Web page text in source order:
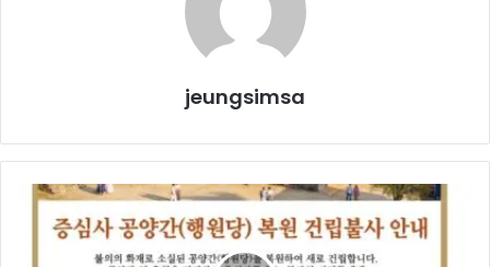
jeungsimsa